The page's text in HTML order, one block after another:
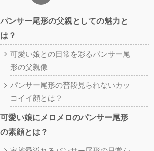
パンサー尾形の父親としての魅力と
は？
可愛い娘との日常を彩るパンサー尾
形の父親像
パンサー尾形の普段見られないカッ
コイイ顔とは？
可愛い娘にメロメロのパンサー尾形
の素顔とは？